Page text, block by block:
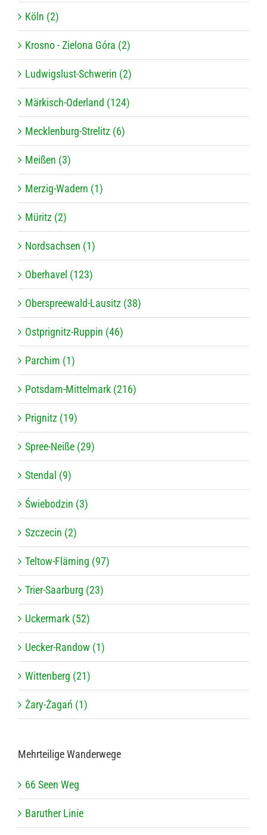
Köln (2)
Krosno - Zielona Góra (2)
Ludwigslust-Schwerin (2)
Märkisch-Oderland (124)
Mecklenburg-Strelitz (6)
Meißen (3)
Merzig-Wadern (1)
Müritz (2)
Nordsachsen (1)
Oberhavel (123)
Oberspreewald-Lausitz (38)
Ostprignitz-Ruppin (46)
Parchim (1)
Potsdam-Mittelmark (216)
Prignitz (19)
Spree-Neiße (29)
Stendal (9)
Świebodzin (3)
Szczecin (2)
Teltow-Fläming (97)
Trier-Saarburg (23)
Uckermark (52)
Uecker-Randow (1)
Wittenberg (21)
Żary-Żagań (1)
Mehr­tei­lige Wanderwege
66 Seen Weg
Baru­ther Linie